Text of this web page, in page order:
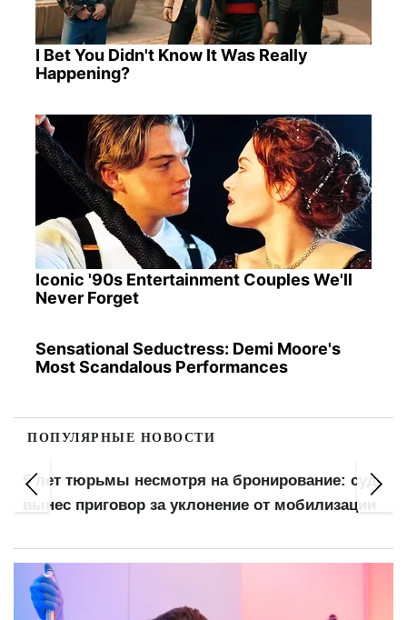
I Bet You Didn't Know It Was Really
Happening?
Iconic '90s Entertainment Couples We'll
Never Forget
Sensational Seductress: Demi Moore's
Most Scandalous Performances
ПОПУЛЯРНЫЕ НОВОСТИ
5 лет тюрьмы несмотря на бронирование: суд
вынес приговор за уклонение от мобилизации